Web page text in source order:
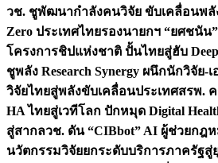
วช. ชูพัฒนากำลังคนวิจัย ขับเคลื่อนพลั
Zero ประเทศไทยรองนายกฯ “ยศชนัน”
โครงการชิปแห่งชาติ ปั้นไทยสู่ฮับ
ชูพลัง Research Synergy ผนึกนักวิจัย
วิจัยไทยสู่พลังขับเคลื่อนประเทศสรพ.
HA ไทยสู่เวทีโลก ปักหมุด Digital
สู่สากลวช. ดัน “CIBbot” AI ผู้ช่วยกฎ
นวัตกรรมวิจัยยกระดับบริการภาครัฐสู่